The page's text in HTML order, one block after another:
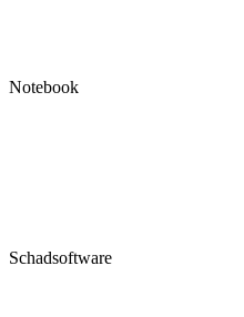
Notebook
Schadsoftware